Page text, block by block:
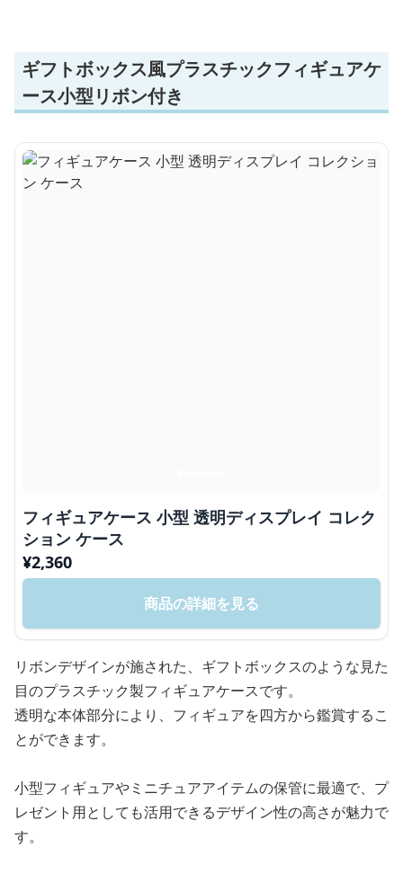
ギフトボックス風プラスチックフィギュアケ
ース小型リボン付き
フィギュアケース 小型 透明ディスプレイ コレク
ション ケース
¥2,360
商品の詳細を見る
リボンデザインが施された、ギフトボックスのような見た
目のプラスチック製フィギュアケースです。
透明な本体部分により、フィギュアを四方から鑑賞するこ
とができます。
小型フィギュアやミニチュアアイテムの保管に最適で、プ
レゼント用としても活用できるデザイン性の高さが魅力で
す。